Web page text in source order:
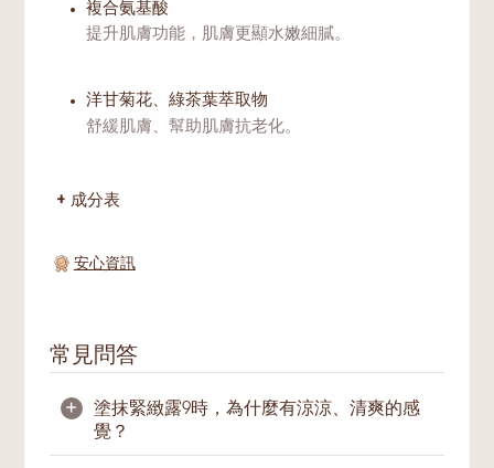
複合氨基酸
提升肌膚功能，肌膚更顯水嫩細膩。
洋甘菊花、綠茶葉萃取物
舒緩肌膚、幫助肌膚抗老化。
成分表
安心資訊
常見問答
+
塗抹緊緻露9時，為什麼有涼涼、清爽的感
覺？